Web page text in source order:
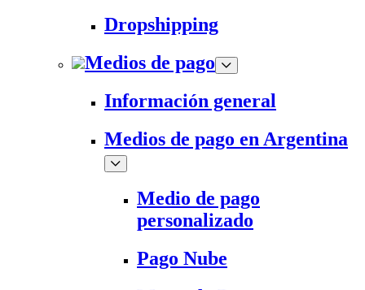
Dropshipping
Medios de pago
Información general
Medios de pago en Argentina
Medio de pago
personalizado
Pago Nube